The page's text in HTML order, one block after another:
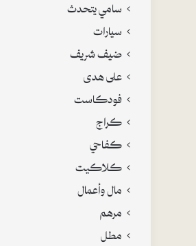
سامي يتحدث
سيارات
ضيف شريف
على هدى
فودكاست
كراج
كفاحي
كلاكيت
مال وأعمال
مرهم
مطل